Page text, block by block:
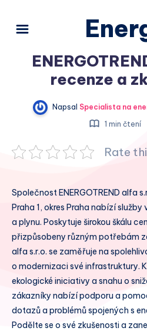
recenze a
Napsal Specialista na
1 min čtení
Rate
Společnost ENERGOTREND alfa
Praha 1, okres Praha nabízí
a plynu. Poskytuje širokou škálu
přizpůsobeny různým potřebám
alfa s.r.o. se zaměřuje na
o modernizaci své infrastruktury.
ekologické iniciativy a snahu o
zákazníky nabízí podporu a
dotazů a problémů spojených s
Podělte se o své zkušenosti a